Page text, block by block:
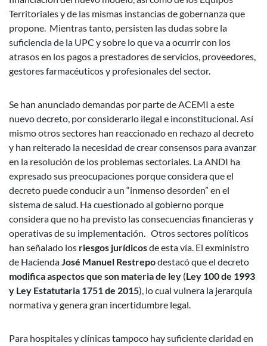
Territoriales y de las mismas instancias de gobernanza que
propone. Mientras tanto, persisten las dudas sobre la
suficiencia de la UPC y sobre lo que va a ocurrir con los
atrasos en los pagos a prestadores de servicios, proveedores,
gestores farmacéuticos y profesionales del sector.
Se han anunciado demandas por parte de ACEMI a este
nuevo decreto, por considerarlo ilegal e inconstitucional. Así
mismo otros sectores han reaccionado en rechazo al decreto
y han reiterado la necesidad de crear consensos para avanzar
en la resolución de los problemas sectoriales. La ANDI ha
expresado sus preocupaciones porque considera que el
decreto puede conducir a un “inmenso desorden” en el
sistema de salud. Ha cuestionado al gobierno porque
considera que no ha previsto las consecuencias financieras y
operativas de su implementación. Otros sectores políticos
han señalado los riesgos jurídicosde esta vía. El exministro
de HaciendaJosé Manuel Restrepodestacó que el decreto
modifica aspectos que son materia de ley (Ley 100 de 1993
y Ley Estatutaria 1751 de 2015), lo cual vulnera la jerarquía
normativa y genera gran incertidumbre legal.
Para hospitales y clínicas tampoco hay suficiente claridad en